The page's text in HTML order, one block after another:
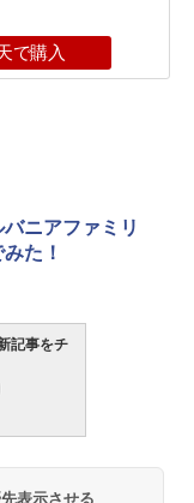
で購入
ニアファミリ
た！
記事をチ
表示させる